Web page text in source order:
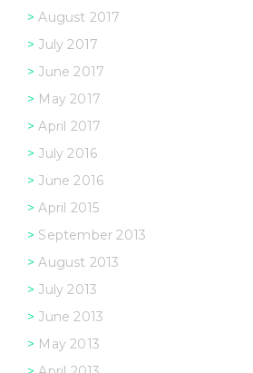
August 2017
July 2017
June 2017
May 2017
April 2017
July 2016
June 2016
April 2015
September 2013
August 2013
July 2013
June 2013
May 2013